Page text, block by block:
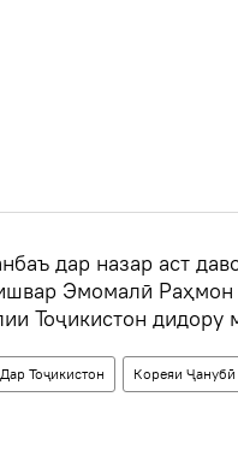
дар назар аст
Эмомалӣ
Тоҷикистон дидору
Дар Тоҷикистон Кореяи Ҷанубӣ